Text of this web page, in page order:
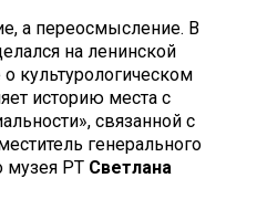
а переосмысление. В
на ленинской
культурологическом
историю места с
связанной с
генерального
музея РТ Светлана